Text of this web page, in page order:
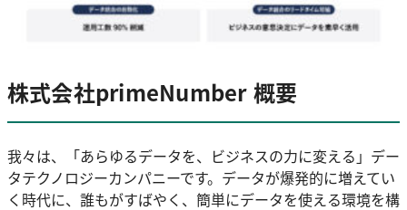
株式会社primeNumber 概要
我々は、「あらゆるデータを、ビジネスの力に変える」デー
タテクノロジーカンパニーです。データが爆発的に増えてい
く時代に、誰もがすばやく、簡単にデータを使える環境を構